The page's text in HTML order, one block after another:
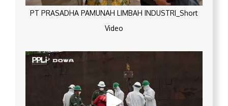
PT PRASADHA PAMUNAH LIMBAH INDUSTRI_Short
Video